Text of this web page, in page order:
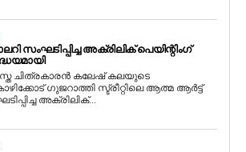
സംഘടിപ്പിച്ച അക്രിലിക് പെയിന്റിംഗ്
ചിത്രകാരൻ കലേഷ് കലയുടെ
ഗുജറാത്തി സ്ട്രീറ്റിലെ ആത്മ ആർട്ട്
അക്രിലിക്...